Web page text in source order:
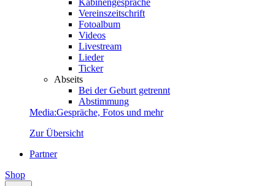
Kabinengespräche
Vereinszeitschrift
Fotoalbum
Videos
Livestream
Lieder
Ticker
Abseits
Bei der Geburt getrennt
Abstimmung
Media:Gespräche, Fotos und mehr
Zur Übersicht
Partner
Shop